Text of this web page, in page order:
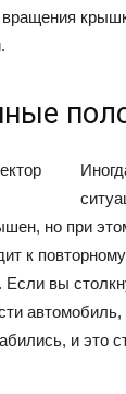
но при
к
вы
и это